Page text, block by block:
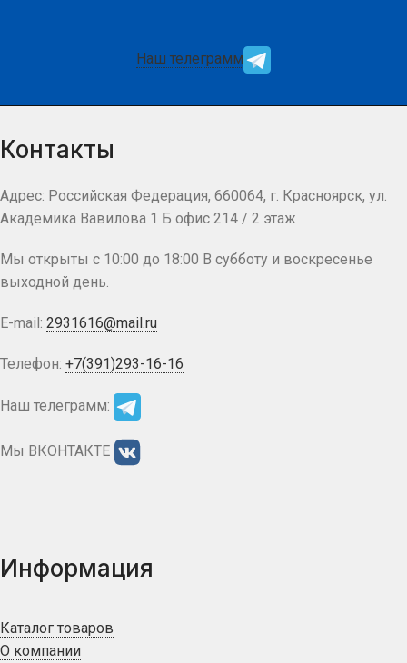
Наш телеграмм
Контакты
Адрес: Российская Федерация, 660064, г. Красноярск, ул.
Академика Вавилова 1 Б офис 214 / 2 этаж
Мы открыты с 10:00 до 18:00 В субботу и воскресенье
выходной день.
E-mail: 2931616@mail.ru
Телефон: +7(391)293-16-16
Наш телеграмм:
Мы ВКОНТАКТЕ
Информация
Каталог товаров
О компании